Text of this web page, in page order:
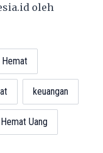
oleh
Hemat
keuangan
Uang